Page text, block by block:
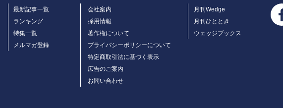
最新記事一覧
ランキング
特集一覧
メルマガ登録
会社案内
採用情報
著作権について
プライバシーポリシーについて
特定商取引法に基づく表示
広告のご案内
お問い合わせ
月刊Wedge
月刊ひととき
ウェッジブックス